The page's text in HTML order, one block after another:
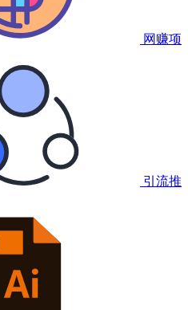
网赚项
引流推